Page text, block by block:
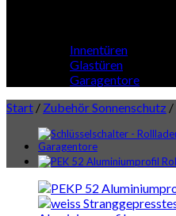
Innentüren
Glastüren
Garagentore
Start / Zubehör Sonnenschutz /